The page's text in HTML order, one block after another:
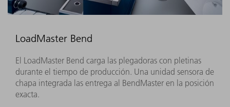
LoadMaster Bend
El LoadMaster Bend carga las plegadoras con pletinas
durante el tiempo de producción. Una unidad sensora de
chapa integrada las entrega al BendMaster en la posición
exacta.